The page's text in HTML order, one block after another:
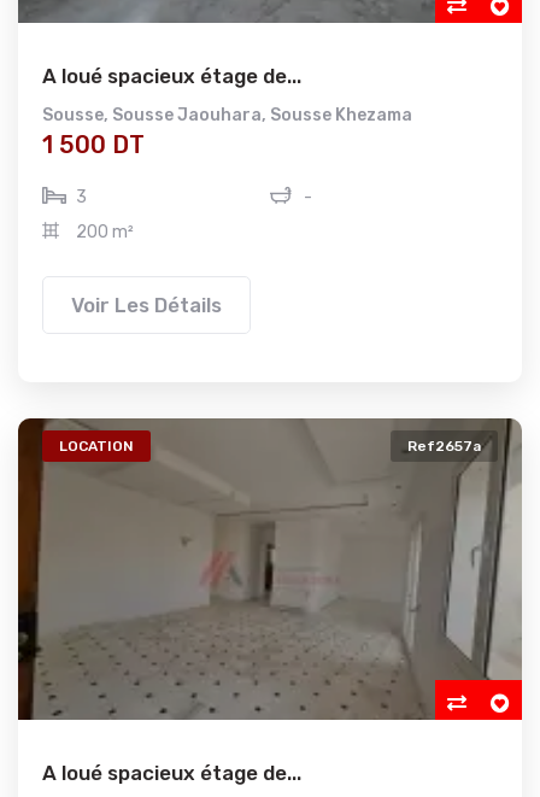
A loué spacieux étage de...
Sousse, Sousse Jaouhara, Sousse Khezama
1 500 DT
3
-
200 m²
Voir Les Détails
LOCATION Ref2657a
A loué spacieux étage de...